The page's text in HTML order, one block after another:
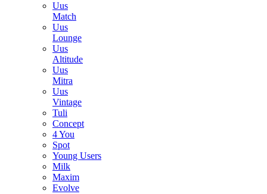
Uus
Match
Uus
Lounge
Uus
Altitude
Uus
Mitra
Uus
Vintage
Tuli
Concept
4 You
Spot
Young Users
Milk
Maxim
Evolve